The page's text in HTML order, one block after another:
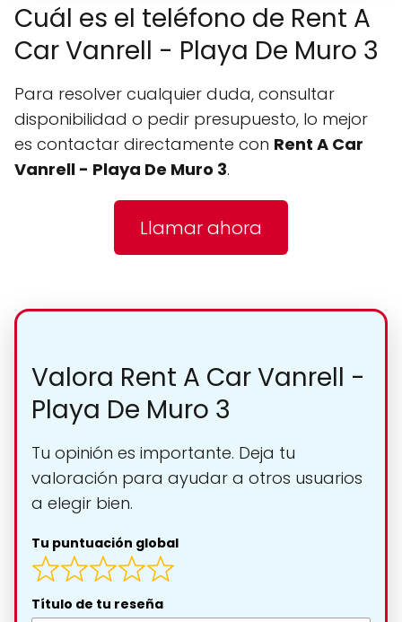
Cuál es el teléfono de Rent A
Car Vanrell - Playa De Muro 3
Para resolver cualquier duda, consultar
disponibilidad o pedir presupuesto, lo mejor
es contactar directamente con Rent A Car
Vanrell - Playa De Muro 3.
Llamar ahora
Valora Rent A Car Vanrell -
Playa De Muro 3
Tu opinión es importante. Deja tu
valoración para ayudar a otros usuarios
a elegir bien.
Tu puntuación global
Título de tu reseña